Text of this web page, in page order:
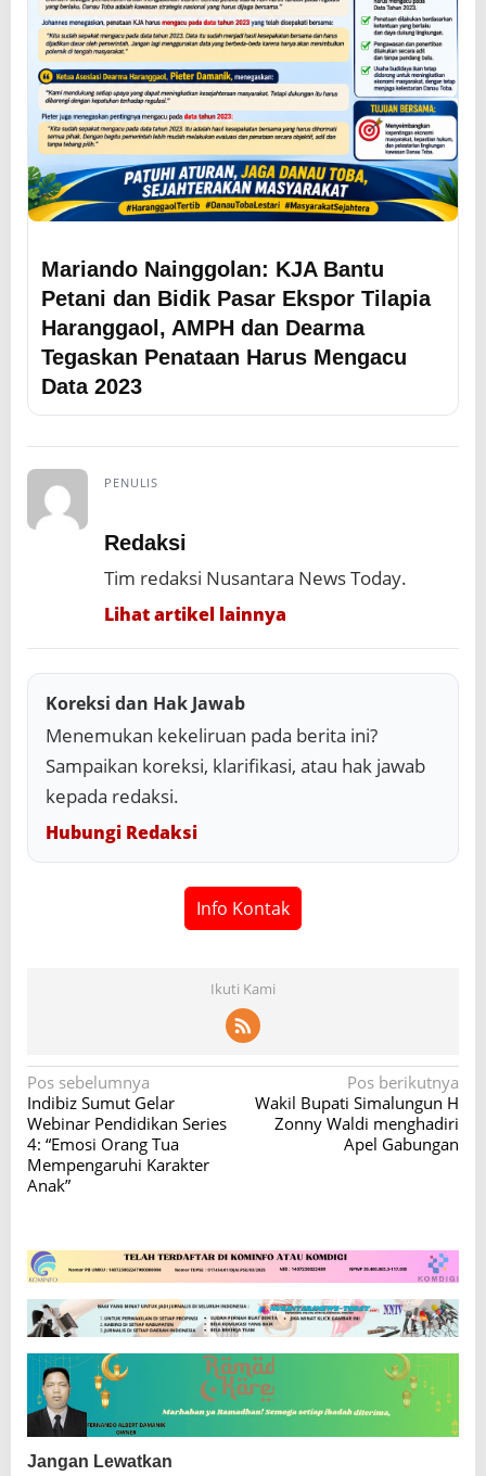
Mariando Nainggolan: KJA Bantu
Petani dan Bidik Pasar Ekspor Tilapia
Haranggaol, AMPH dan Dearma
Tegaskan Penataan Harus Mengacu
Data 2023
PENULIS
Redaksi
Tim redaksi Nusantara News Today.
Lihat artikel lainnya
Koreksi dan Hak Jawab
Menemukan kekeliruan pada berita ini?
Sampaikan koreksi, klarifikasi, atau hak jawab
kepada redaksi.
Hubungi Redaksi
Info Kontak
Ikuti Kami
N
a
v
i
s
i
p
o
s
Pos sebelumnya
Indibiz Sumut Gelar
Webinar Pendidikan Series
4: “Emosi Orang Tua
Mempengaruhi Karakter
Anak”
Pos berikutnya
Wakil Bupati Simalungun H
Zonny Waldi menghadiri
Apel Gabungan
Jangan Lewatkan